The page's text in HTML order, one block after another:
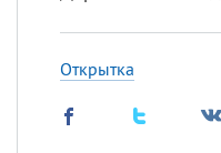
Открытка